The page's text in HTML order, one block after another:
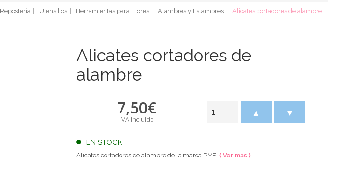
Repostería Utensilios Herramientas para Flores Alambres y Estambres Alicates cortadores de alambre
Alicates cortadores de
alambre
7,50€
IVA incluido
EN STOCK
▲ ▼
Alicates cortadores de alambre de la marca PME. ( Ver más )